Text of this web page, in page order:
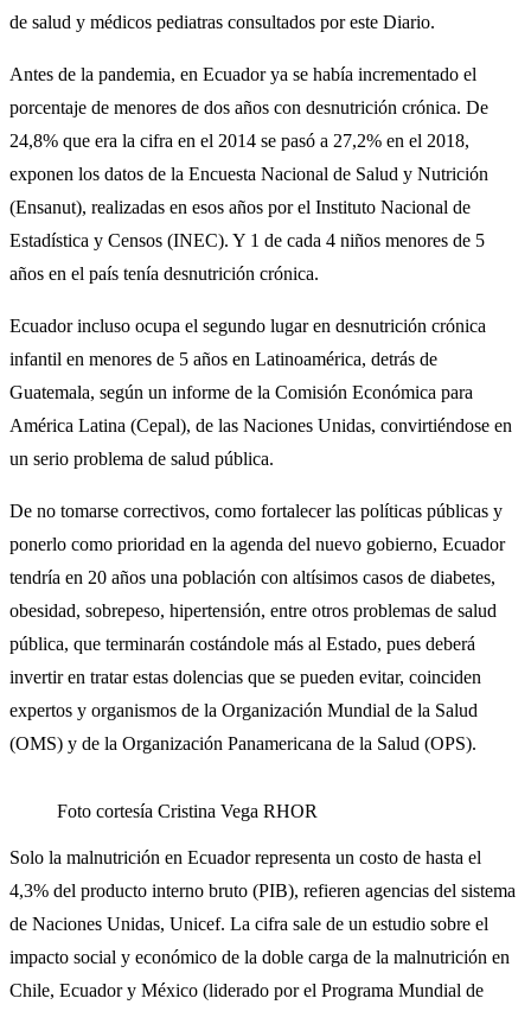
de salud y médicos pediatras consultados por este Diario.
Antes de la pandemia, en Ecuador ya se había incrementado el
porcentaje de menores de dos años con desnutrición crónica. De
24,8% que era la cifra en el 2014 se pasó a 27,2% en el 2018,
exponen los datos de la Encuesta Nacional de Salud y Nutrición
(Ensanut), realizadas en esos años por el Instituto Nacional de
Estadística y Censos (INEC). Y 1 de cada 4 niños menores de 5
años en el país tenía desnutrición crónica.
Ecuador incluso ocupa el segundo lugar en desnutrición crónica
infantil en menores de 5 años en Latinoamérica, detrás de
Guatemala, según un informe de la Comisión Económica para
América Latina (Cepal), de las Naciones Unidas, convirtiéndose en
un serio problema de salud pública.
De no tomarse correctivos, como fortalecer las políticas públicas y
ponerlo como prioridad en la agenda del nuevo gobierno, Ecuador
tendría en 20 años una población con altísimos casos de diabetes,
obesidad, sobrepeso, hipertensión, entre otros problemas de salud
pública, que terminarán costándole más al Estado, pues deberá
invertir en tratar estas dolencias que se pueden evitar, coinciden
expertos y organismos de la Organización Mundial de la Salud
(OMS) y de la Organización Panamericana de la Salud (OPS).
Foto cortesía Cristina Vega RHOR
Solo la malnutrición en Ecuador representa un costo de hasta el
4,3% del producto interno bruto (PIB), refieren agencias del sistema
de Naciones Unidas, Unicef. La cifra sale de un estudio sobre el
impacto social y económico de la doble carga de la malnutrición en
Chile, Ecuador y México (liderado por el Programa Mundial de